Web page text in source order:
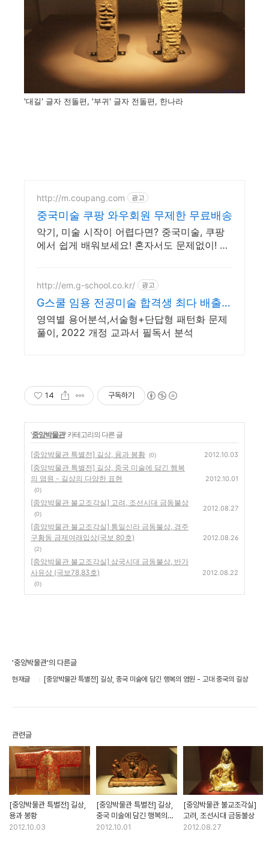
'대길' 글자 전돌편, '부귀' 글자 전돌편, 한나라
http://m.coupang.com 광고
중국미술 쿠팡 와우회원 무제한 무료배송
악기, 미술 시작이 어렵다면? 중국미술, 쿠팡
에서 쉽게 배워보세요! 혼자서도 문제없이! 초
http://em.g-school.co.kr/ 광고
G스쿨 임용 전공미술 합격생 최다 배출
강사!
영역별 용어분석,서술형+단답형 패턴화 문제
풀이, 2022 개정 교과서 필독서 분석
14 구독하기
'중앙박물관' 카테고리의 다른 글
[중앙박물관 특별전] 길상, 용과 봉황 (0) 2012.10.03
[중앙박물관 특별전] 길상, 중국 미술에 담긴 행복
의 염원 - 길상의 다양한 표현
(0)
2012.10.01
[중앙박물관 불교조각실] 고려, 조선시대 금동불상
(0)
2012.08.27
[중앙박물관 불교조각실] 통일신라 금동불상, 경주
구황동 금제여래입상(국보 80호)
(2)
2012.08.26
[중앙박물관 불교조각실] 삼국시대 금동불상, 반가
사유상 (국보78,83호)
(0)
2012.08.22
'중앙박물관'의 다른글
현재글 [중앙박물관 특별전] 길상, 중국 미술에 담긴 행복의 염원 - 고대 중국의 길상
관련글
[중앙박물관 특별전] 길상,
용과 봉황
2012.10.03
[중앙박물관 특별전] 길상,
중국 미술에 담긴 행복의
염원 - 길상의 다양한 표현
2012.10.01
[중앙박물관 불교조각실]
고려, 조선시대 금동불상
2012.08.27